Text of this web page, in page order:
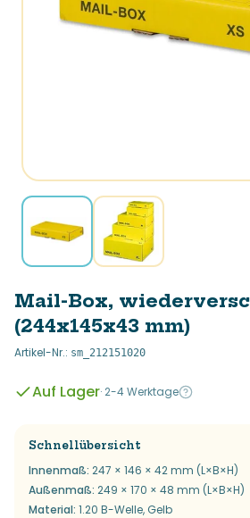
Mail-Box,
(244x145x43 mm)
Artikel-Nr.: sm_212151020
Auf Lager· 2-4 Werktage
Schnellübersicht
Innenmaß: 247 × 146 × 42 mm (L×B×H)
Außenmaß: 249 × 170 × 48 mm (L×B×H)
Material: 1.20 B-Welle, Gelb